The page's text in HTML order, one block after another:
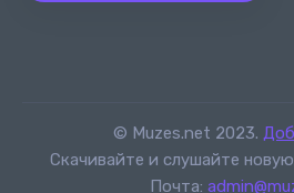
© Muzes.net 2023.
Скачивайте и слушайте
Почта: